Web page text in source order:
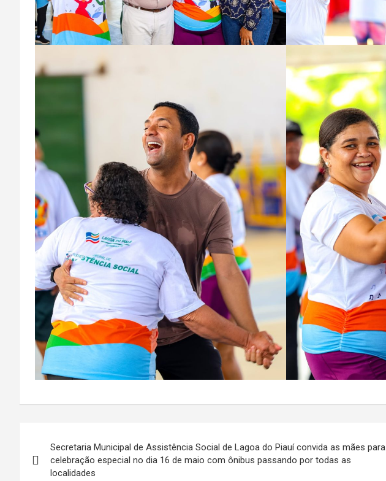
de
Secretaria Municipal de Assistência Social de Lagoa do Piauí convida as mães para
celebração especial no dia 16 de maio com ônibus passando por todas as
localidades